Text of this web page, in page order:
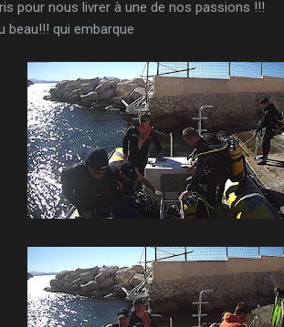
pour nous livrer à une de nos passions !!!
beau!!! qui embarque